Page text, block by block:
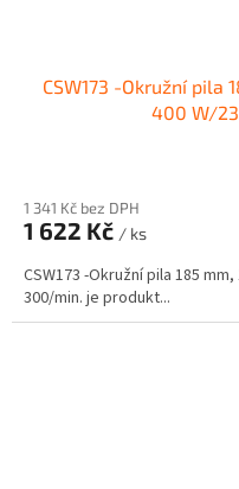
CSW173 -Okružní pila
400 W/
1 341 Kč bez DPH
1 622 Kč / ks
CSW173 -Okružní pila 185 mm,
300/min. je produkt...